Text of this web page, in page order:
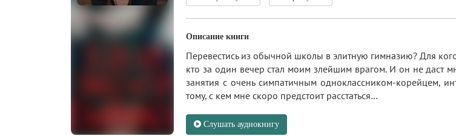
Описание книги
Перевестись из обычной школы в элитную гимназию? Для
кто за один вечер стал моим злейшим врагом. И он не даст
занятия с очень симпатичным одноклассником-корейцем,
тому, с кем мне скоро предстоит расстаться…
Слушать аудиокнигу